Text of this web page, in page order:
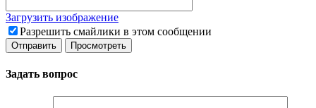
Загрузить изображение
Разрешить смайлики в этом сообщении
Задать вопрос